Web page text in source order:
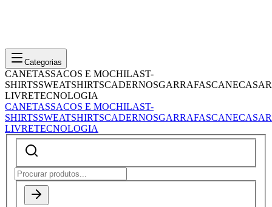
Categorias
CANETASSACOS E MOCHILAST-
SHIRTSSWEATSHIRTSCADERNOSGARRAFASCANECASAR
LIVRETECNOLOGIA
CANETASSACOS E MOCHILAST-
SHIRTSSWEATSHIRTSCADERNOSGARRAFASCANECASAR
LIVRETECNOLOGIA